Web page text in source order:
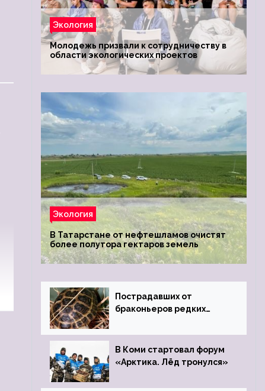
Экология
Молодежь призвали к сотрудничеству в
области экологических проектов
Экология
В Татарстане от нефтешламов очистят
более полутора гектаров земель
Пострадавших от
браконьеров редких
Ростовский зоопарк
В Коми стартовал форум
«Арктика. Лёд тронулся»